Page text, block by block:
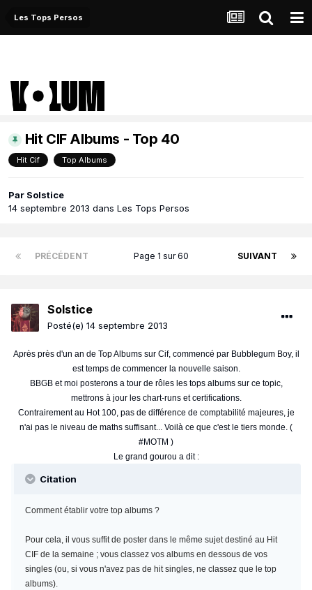
Les Tops Persos
Hit CIF Albums - Top 40
Hit Cif Top Albums
Par Solstice
14 septembre 2013 dans Les Tops Persos
PRÉCÉDENT SUIVANT
Page 1 sur 60
Solstice
Posté(e) 14 septembre 2013
Après près d'un an de Top Albums sur Cif, commencé par Bubblegum Boy, il
est temps de commencer la nouvelle saison.
BBGB et moi posterons a tour de rôles les tops albums sur ce topic,
mettrons à jour les chart-runs et certifications.
Contrairement au Hot 100, pas de différence de comptabilité majeures, je
n'ai pas le niveau de maths suffisant... Voilà ce que c'est le tiers monde. (
#MOTM )
Le grand gourou a dit :
Citation
Comment établir votre top albums ?
Pour cela, il vous suffit de poster dans le même sujet destiné au Hit
CIF de la semaine ; vous classez vos albums en dessous de vos
singles (ou, si vous n'avez pas de hit singles, ne classez que le top
albums).